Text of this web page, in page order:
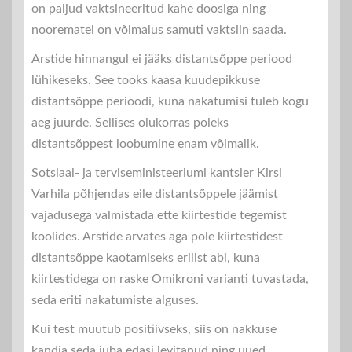
on paljud vaktsineeritud kahe doosiga ning
noorematel on võimalus samuti vaktsiin saada.
Arstide hinnangul ei jääks distantsõppe periood
lühikeseks. See tooks kaasa kuudepikkuse
distantsõppe perioodi, kuna nakatumisi tuleb kogu
aeg juurde. Sellises olukorras poleks
distantsõppest loobumine enam võimalik.
Sotsiaal- ja terviseministeeriumi kantsler Kirsi
Varhila põhjendas eile distantsõppele jäämist
vajadusega valmistada ette kiirtestide tegemist
koolides. Arstide arvates aga pole kiirtestidest
distantsõppe kaotamiseks erilist abi, kuna
kiirtestidega on raske Omikroni varianti tuvastada,
seda eriti nakatumiste alguses.
Kui test muutub positiivseks, siis on nakkuse